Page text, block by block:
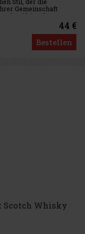
Gemeinschaft
reift in Fässern aus
44 €
Bestellen
Scotch Whisky